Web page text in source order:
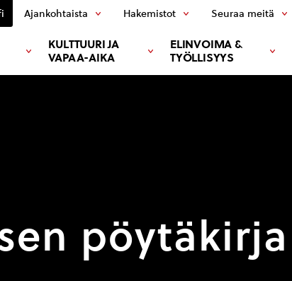
KULTTUURI JA
VAPAA-AIKA
ELINVOIMA &
TYÖLLISYYS
Ajankohtaista Hakemistot Seuraa meitä
pöytäkirja